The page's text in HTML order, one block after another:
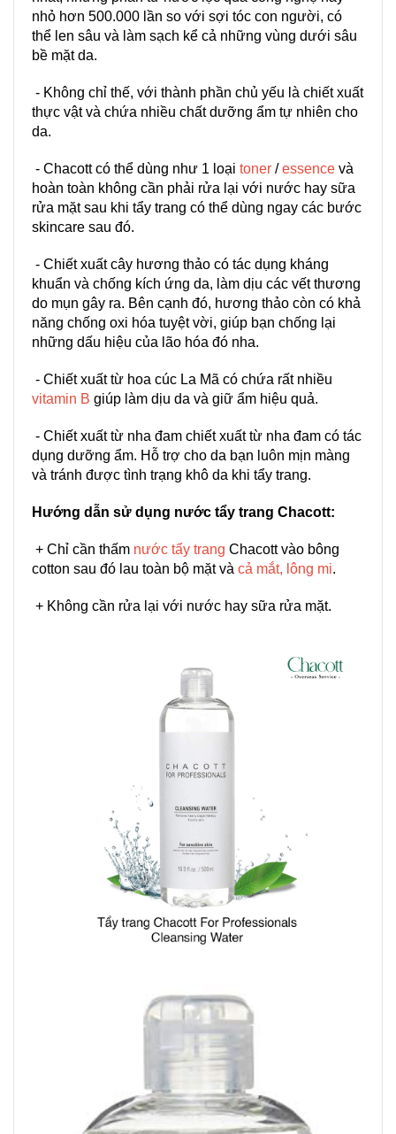
nhỏ hơn 500.000 lần so với sợi tóc con người, có
thể len sâu và làm sạch kể cả những vùng dưới sâu
bề mặt da.
- Không chỉ thế, với thành phần chủ yếu là chiết xuất
thực vật và chứa nhiều chất dưỡng ẩm tự nhiên cho
da.
- Chacott có thể dùng như 1 loại toner /essence và
hoàn toàn không cần phải rửa lại với nước hay sữa
rửa mặt sau khi tẩy trang có thể dùng ngay các bước
skincare sau đó.
- Chiết xuất cây hương thảo có tác dụng kháng
khuẩn và chống kích ứng da, làm dịu các vết thương
do mụn gây ra. Bên cạnh đó, hương thảo còn có khả
năng chống oxi hóa tuyệt vời, giúp bạn chống lại
những dấu hiệu của lão hóa đó nha.
- Chiết xuất từ hoa cúc La Mã có chứa rất nhiều
vitamin B giúp làm dịu da và giữ ẩm hiệu quả.
- Chiết xuất từ nha đam chiết xuất từ nha đam có tác
dụng dưỡng ẩm. Hỗ trợ cho da bạn luôn mịn màng
và tránh được tình trạng khô da khi tẩy trang.
Hướng dẫn sử dụng nước tẩy trang Chacott:
+ Chỉ cần thấm nước tẩy trang Chacott vào bông
cotton sau đó lau toàn bộ mặt và cả mắt, lông mi.
+ Không cần rửa lại với nước hay sữa rửa mặt.